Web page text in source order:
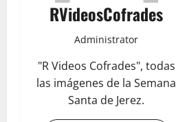
RVideosCofrades
Administrator
"R Videos Cofrades", todas
las imágenes de la Semana
Santa de Jerez.